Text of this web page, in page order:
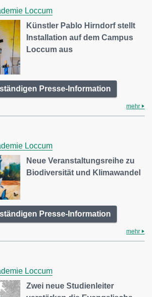
Loccum
Künstler Pablo Hirndorf stellt
Installation auf dem Campus
Loccum aus
Presse-Information
mehr
Loccum
Neue Veranstaltungsreihe zu
Biodiversität und Klimawandel
Presse-Information
mehr
Loccum
Zwei neue Studienleiter